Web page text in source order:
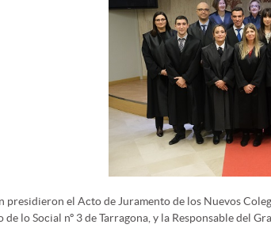
presidieron el Acto de Juramento de los Nuevos
de lo Social nº 3 de Tarragona, y la Responsable del